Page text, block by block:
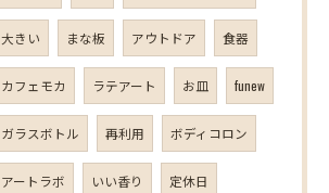
大きい まな板 アウトドア 食器
カフェモカ ラテアート お皿 funew
ガラスボトル 再利用 ボディコロン
アートラボ いい香り 定休日